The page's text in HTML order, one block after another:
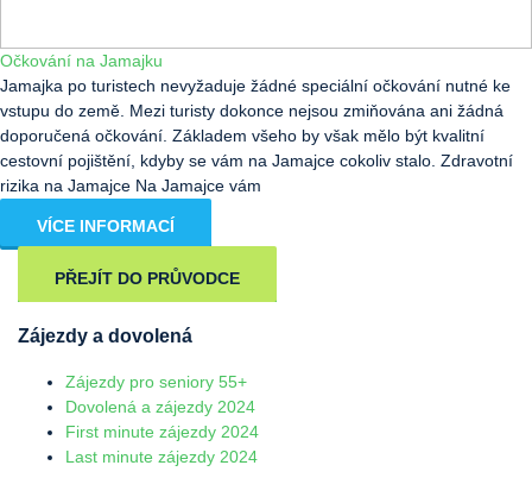
Očkování na Jamajku
Jamajka po turistech nevyžaduje žádné speciální očkování nutné ke
vstupu do země. Mezi turisty dokonce nejsou zmiňována ani žádná
doporučená očkování. Základem všeho by však mělo být kvalitní
cestovní pojištění, kdyby se vám na Jamajce cokoliv stalo. Zdravotní
rizika na Jamajce Na Jamajce vám
VÍCE INFORMACÍ
PŘEJÍT DO PRŮVODCE
Zájezdy a dovolená
Zájezdy pro seniory 55+
Dovolená a zájezdy 2024
First minute zájezdy 2024
Last minute zájezdy 2024